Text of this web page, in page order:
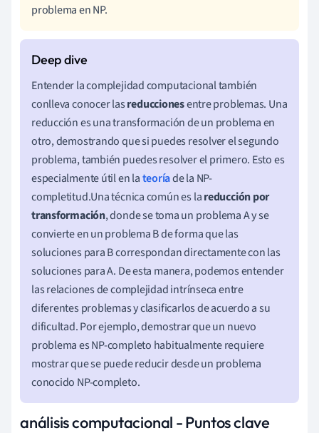
problema en NP.
Entender la complejidad computacional también
conlleva conocer lasreduccionesentre problemas. Una
reducción es una transformación de un problema en
otro, demostrando que si puedes resolver el segundo
problema, también puedes resolver el primero. Esto es
especialmente útil en lateoríade la NP-
completitud.Una técnica común es lareducción por
transformación, donde se toma un problema A y se
convierte en un problema B de forma que las
soluciones para B correspondan directamente con las
soluciones para A. De esta manera, podemos entender
las relaciones de complejidad intrínseca entre
diferentes problemas y clasificarlos de acuerdo a su
dificultad. Por ejemplo, demostrar que un nuevo
problema es NP-completo habitualmente requiere
mostrar que se puede reducir desde un problema
conocido NP-completo.
análisis computacional - Puntos clave